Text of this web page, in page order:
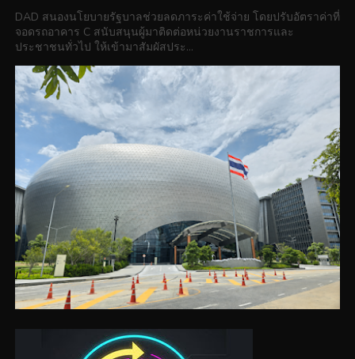
DAD สนองนโยบายรัฐบาลช่วยลดภาระค่าใช้จ่าย โดยปรับอัตราค่าที่
จอดรถอาคาร C สนับสนุนผู้มาติดต่อหน่วยงานราชการและ
ประชาชนทั่วไป ให้เข้ามาสัมผัสประ...